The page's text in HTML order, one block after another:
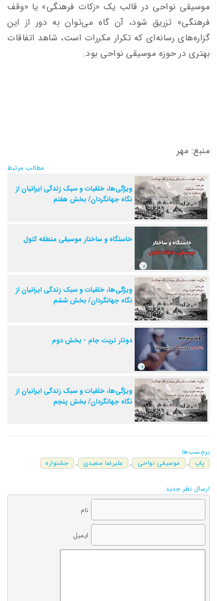
موسیقی نواحی در قالب یک «زکات فرهنگی» یا «وقف
فرهنگی» تزریق شود، آن گاه می‌توان به دور از این
گزاره‌های رسانه‌ای که تکرار مکررات است، شاهد اتفاقات
بهتری در حوزه موسیقی نواحی بود.
منبع: مهر
مطالب مرتبط
ویژگی‌ها، خلقیات و سبک زندگی ایرانیان از
نگاه جهانگردان/ بخش هفتم
خاستگاه و ساختار موسیقی منطقه کتول
ویژگی‌ها، خلقیات و سبک زندگی ایرانیان از
نگاه جهانگردان/ بخش ششم
دوتار تربت جام - بخش دوم
ویژگی‌ها، خلقیات و سبک زندگی ایرانیان از
نگاه جهانگردان/ بخش پنجم
برچسب‌ها
پاپ
, موسیقی نواحی , علیرضا سعیدی , جشنواره‌
ارسال نظر جدید
نام
ایمیل